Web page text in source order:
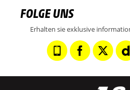
FOLGE UNS
Erhalten sie exklusive